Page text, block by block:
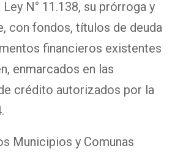
N° 11.138, su prórroga y
con fondos, títulos de deuda
financieros existentes
enmarcados en las
crédito autorizados por la
Municipios y Comunas